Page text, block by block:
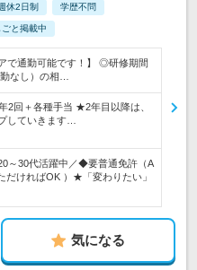
休2日制 学歴不問
と掲載中
で通勤可能です！】 ◎研修期間
なし）の相…
2回＋各種手当 ★2年目以降は、
していきます…
～30代活躍中／◆要普通免許（A
ければOK ）★「変わりたい」
気になる